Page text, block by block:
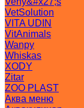
VetSolution
VITA UDIN
VitAnimals
Wanpy
Whiskas
XODY
Zitar
ZOO PLAST
Аква меню